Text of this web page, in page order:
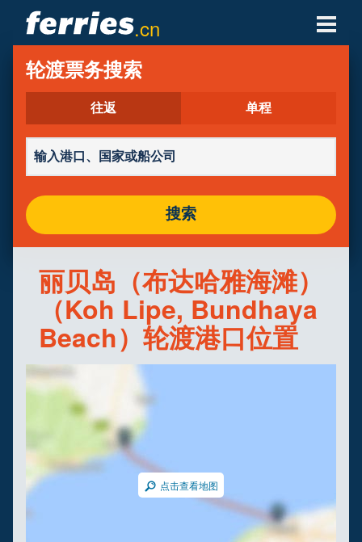
.cn
轮渡公司
轮渡目的地
轮渡航线
轮渡港口
管理预定
轮渡票务搜索
往返 单程
搜索
丽贝岛（布达哈雅海滩）
（Koh Lipe, Bundhaya
Beach）轮渡港口位置
点击查看地图